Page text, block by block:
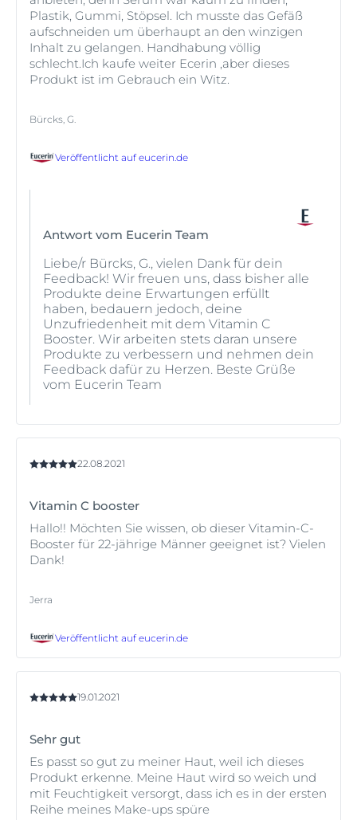
²Pinnell SR, Yang H, Omar M, et al. Topical L-ascorbic acid:
percutaneous absorption studies. Dermatol Surg. 2001;27(2): 137-142
³Fitzpatrick RE, Rostan EF. Double-blind, half-face study comparing
topical vitamin C and vehicle for rejuvenation of photodamage.
Dermatol Surg. 2002; 28(3): 231-236
Plastik, Gummi, Stöpsel. Ich musste das Gefäß
aufschneiden um überhaupt an den winzigen
Inhalt zu gelangen. Handhabung völlig
schlecht.Ich kaufe weiter Ecerin ,aber dieses
Produkt ist im Gebrauch ein Witz.
Bürcks, G.
Veröffentlicht auf eucerin.de
Antwort vom Eucerin Team
Liebe/r Bürcks, G., vielen Dank für dein
Feedback! Wir freuen uns, dass bisher alle
Produkte deine Erwartungen erfüllt
haben, bedauern jedoch, deine
Unzufriedenheit mit dem Vitamin C
Booster. Wir arbeiten stets daran unsere
Produkte zu verbessern und nehmen dein
Feedback dafür zu Herzen. Beste Grüße
vom Eucerin Team
22.08.2021
Vitamin C booster
Hallo!! Möchten Sie wissen, ob dieser Vitamin-C-
Booster für 22-jährige Männer geeignet ist? Vielen
Dank!
Jerra
Veröffentlicht auf eucerin.de
19.01.2021
Sehr gut
Es passt so gut zu meiner Haut, weil ich dieses
Produkt erkenne. Meine Haut wird so weich und
mit Feuchtigkeit versorgt, dass ich es in der ersten
Reihe meines Make-ups spüre